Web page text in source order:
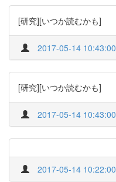
[研究][いつか読むかも]
2017-05-14 10:43:00
[研究][いつか読むかも]
2017-05-14 10:43:00
2017-05-14 10:22:00